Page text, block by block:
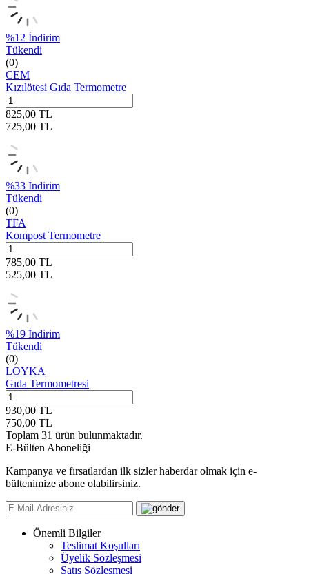
%12 İndirim
Tükendi
(0)
CEM
Kızılötesi Gıda Termometre
825,00 TL
725,00 TL
%33 İndirim
Tükendi
(0)
TFA
Kompost Termometre
785,00 TL
525,00 TL
%19 İndirim
Tükendi
(0)
LOYKA
Gıda Termometresi
930,00 TL
750,00 TL
Toplam 31 ürün bulunmaktadır.
E-Bülten Aboneliği
Kampanya ve fırsatlardan ilk sizler haberdar olmak için e-
bültenimize abone olabilirsiniz.
Önemli Bilgiler
Teslimat Koşulları
Üyelik Sözleşmesi
Satış Sözleşmesi